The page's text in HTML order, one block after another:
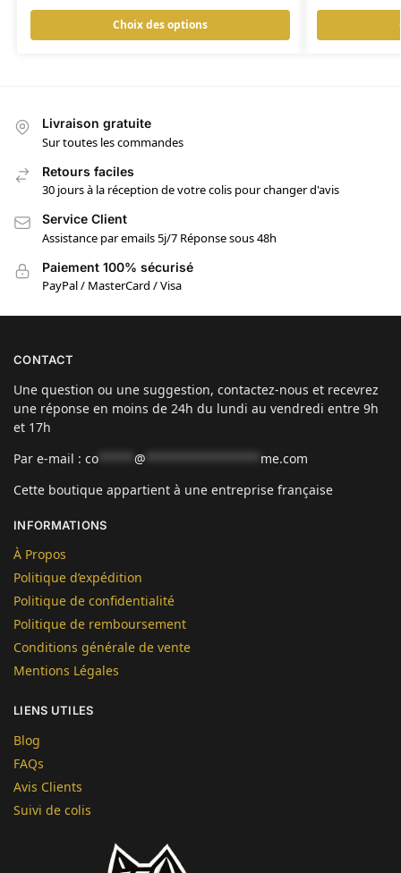
Choix des options
Livraison gratuite
Sur toutes les commandes
Retours faciles
30 jours à la réception de votre colis pour changer d'avis
Service Client
Assistance par emails 5j/7 Réponse sous 48h
Paiement 100% sécurisé
PayPal / MasterCard / Visa
CONTACT
Une question ou une suggestion, contactez-nous et recevrez
une réponse en moins de 24h du lundi au vendredi entre 9h
et 17h
Par e-mail : co @
me.com
Cette boutique appartient à une entreprise française
INFORMATIONS
À Propos
Politique d’expédition
Politique de confidentialité
Politique de remboursement
Conditions générale de vente
Mentions Légales
LIENS UTILES
Blog
FAQs
Avis Clients
Suivi de colis